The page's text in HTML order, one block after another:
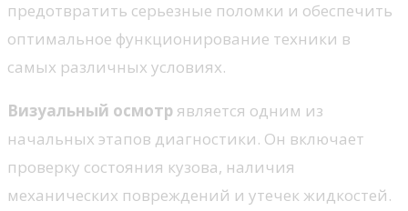
предотвратить серьезные поломки и обеспечить
оптимальное функционирование техники в
самых различных условиях.
Визуальный осмотр является одним из
начальных этапов диагностики. Он включает
проверку состояния кузова, наличия
механических повреждений и утечек жидкостей.